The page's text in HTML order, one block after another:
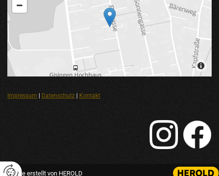
Impressum Datenschutz Kontakt
Website erstellt von HEROLD